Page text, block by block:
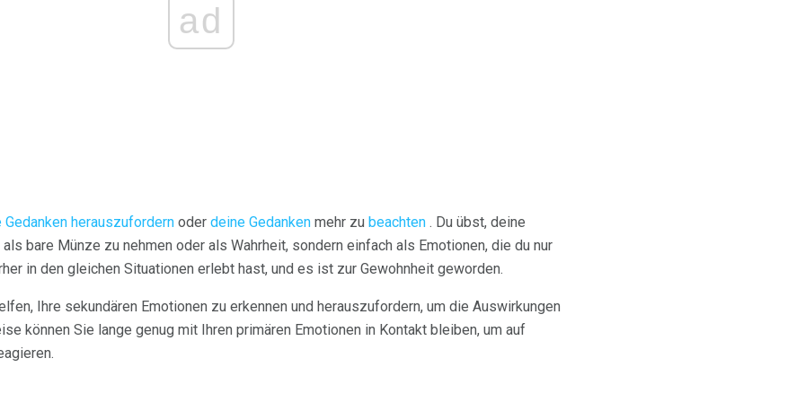
ad
Gedanken herauszufordern oder deine Gedanken mehr zu beachten . Du übst, deine
bare Münze zu nehmen oder als Wahrheit, sondern einfach als Emotionen, die du nur
in den gleichen Situationen erlebt hast, und es ist zur Gewohnheit geworden.
Ihre sekundären Emotionen zu erkennen und herauszufordern, um die Auswirkungen
können Sie lange genug mit Ihren primären Emotionen in Kontakt bleiben, um auf